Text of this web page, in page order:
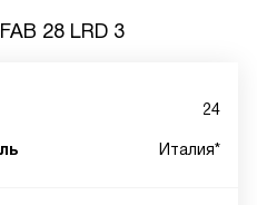
28 LRD 3
24
Италия*